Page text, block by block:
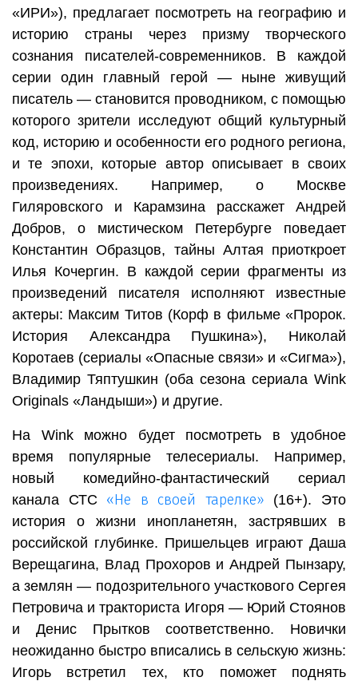
«ИРИ»), предлагает посмотреть на географию и
историю страны через призму творческого
сознания писателей-современников. В каждой
серии один главный герой — ныне живущий
писатель — становится проводником, с помощью
которого зрители исследуют общий культурный
код, историю и особенности его родного региона,
и те эпохи, которые автор описывает в своих
произведениях. Например, о Москве
Гиляровского и Карамзина расскажет Андрей
Добров, о мистическом Петербурге поведает
Константин Образцов, тайны Алтая приоткроет
Илья Кочергин. В каждой серии фрагменты из
произведений писателя исполняют известные
актеры: Максим Титов (Корф в фильме «Пророк.
История Александра Пушкина»), Николай
Коротаев (сериалы «Опасные связи» и «Сигма»),
Владимир Тяптушкин (оба сезона сериала Wink
Originals «Ландыши») и другие.
На Wink можно будет посмотреть в удобное
время популярные телесериалы. Например,
новый комедийно-фантастический сериал
канала СТС «Не в своей тарелке» (16+). Это
история о жизни инопланетян, застрявших в
российской глубинке. Пришельцев играют Даша
Верещагина, Влад Прохоров и Андрей Пынзару,
а землян — подозрительного участкового Сергея
Петровича и тракториста Игоря — Юрий Стоянов
и Денис Прытков соответственно. Новички
неожиданно быстро вписались в сельскую жизнь:
Игорь встретил тех, кто поможет поднять